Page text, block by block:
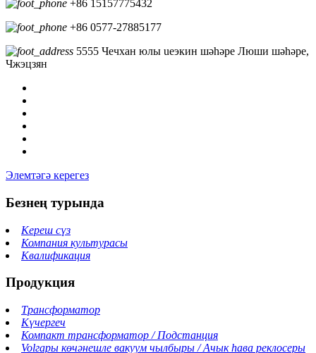
+86 15157775432
+86 0577-27885177
5555 Чечхан юлы ueэкин шәһәре Люши шәһәре,
Чжэцзян
Элемтәгә керегез
Безнең турында
Кереш сүз
Компания культурасы
Квалификация
Продукция
Трансформатор
Күчергеч
Компакт трансформатор / Подстанция
Volгары көчәнешле вакуум чылбыры / Ачык һава реклосеры